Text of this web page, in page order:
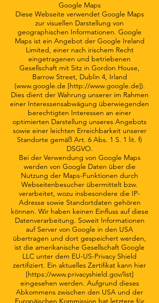
Google Maps
Diese Webseite verwendet Google Maps
zur visuellen Darstellung von
geographischen Informationen. Google
Maps ist ein Angebot der Google Ireland
Limited, einer nach irischem Recht
eingetragenen und betriebenen
Gesellschaft mit Sitz in Gordon House,
Barrow Street, Dublin 4, Irland
(www.google.de [http://www.google.de]).
Dies dient der Wahrung unserer im Rahmen
einer Interessensabwägung überwiegenden
berechtigten Interessen an einer
optimierten Darstellung unseres Angebots
sowie einer leichten Erreichbarkeit unserer
Standorte gemäß Art. 6 Abs. 1 S. 1 lit. f)
DSGVO.
Bei der Verwendung von Google Maps
werden von Google Daten über die
Nutzung der Maps-Funktionen durch
Webseitenbesucher übermittelt bzw.
verarbeitet, wozu insbesondere die IP-
Adresse sowie Standortdaten gehören
können. Wir haben keinen Einfluss auf diese
Datenverarbeitung. Soweit Informationen
auf Server von Google in den USA
übertragen und dort gespeichert werden,
ist die amerikanische Gesellschaft Google
LLC unter dem EU-US-Privacy Shield
zertifiziert. Ein aktuelles Zertifikat kann hier
[https://www.privacyshield.gov/list]
eingesehen werden. Aufgrund dieses
Abkommens zwischen den USA und der
Europäischen Kommission hat letztere für